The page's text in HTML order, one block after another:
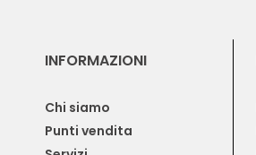
INFORMAZIONI
Chi siamo
Punti vendita